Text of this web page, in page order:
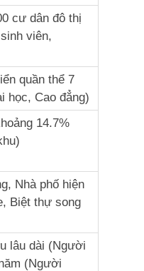
cư dân đô thị
viên,
quần thể 7
học, Cao đẳng)
14.7%
Nhà phố hiện
Biệt thự song
lâu dài (Người
(Người